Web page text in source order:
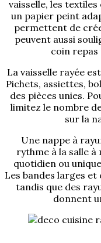
vaisselle, les
un papier peint
permettent de
peuvent aussi
coin repas
La vaisselle rayée
Pichets, assiettes,
des pièces unies.
limitez le nombre
sur la
Une nappe à
rythme à la salle
quotidien ou
Les bandes larges
tandis que des
donnent